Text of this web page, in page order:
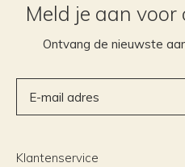
Meld je aan
Ontvang de nieuwste
Klantenservice